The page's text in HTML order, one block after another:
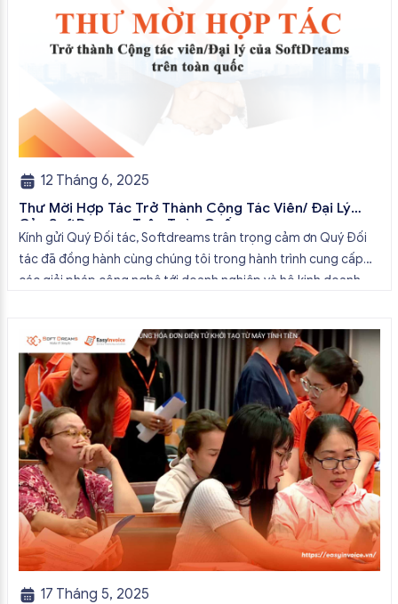
12 Tháng 6, 2025
Thư Mời Hợp Tác Trở Thành Cộng Tác Viên/ Đại Lý
Của SoftDreams Trên Toàn Quốc
Kính gửi Quý Đối tác, Softdreams trân trọng cảm ơn Quý Đối
tác đã đồng hành cùng chúng tôi trong hành trình cung cấp
các giải pháp công nghệ tới doanh nghiệp và hộ kinh doanh.
17 Tháng 5, 2025